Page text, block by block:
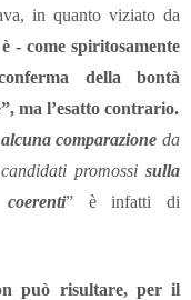
in quanto viziato da
- come spiritosamente
della bontà
ma l’esatto contrario.
comparazione da
promossi sulla
” è infatti di
può risultare, per il